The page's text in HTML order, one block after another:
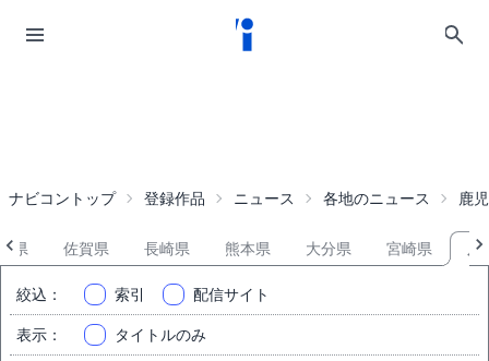
ナビコントップ 登録作品 ニュース 各地のニュース 鹿
県 佐賀県 長崎県 熊本県 大分県 宮崎県
絞込 ： 索引 配信サイト
表示 ： タイトルのみ